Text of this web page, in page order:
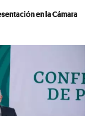
en la Cámara